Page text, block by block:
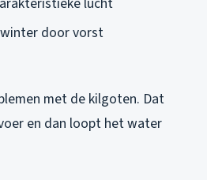
door vorst
met de kilgoten. Dat
en dan loopt het water